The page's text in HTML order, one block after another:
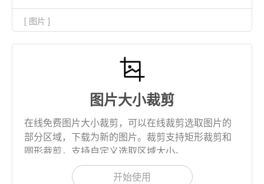
[ 图片 ]
图片大小裁剪
在线免费图片大小裁剪，可以在线裁剪选取图片的
部分区域，下载为新的图片。裁剪支持矩形裁剪和
圆形裁剪，支持自定义选取区域大小。
开始使用